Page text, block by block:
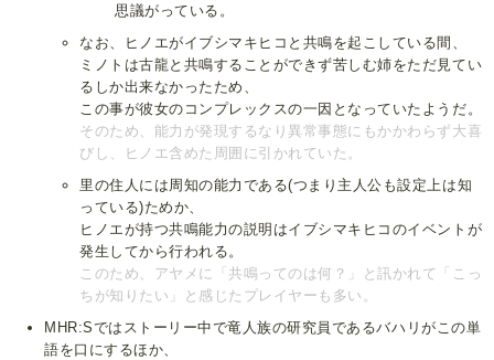
思議がっている。
なお、ヒノエがイブシマキヒコと共鳴を起こしている間、
ミノトは古龍と共鳴することができず苦しむ姉をただ見てい
るしか出来なかったため、
この事が彼女のコンプレックスの一因となっていたようだ。
そのため、能力が発現するなり異常事態にもかかわらず大喜
びし、ヒノエ含めた周囲に引かれていた。
里の住人には周知の能力である(つまり主人公も設定上は知
っている)ためか、
ヒノエが持つ共鳴能力の説明はイブシマキヒコのイベントが
発生してから行われる。
このため、アヤメに「共鳴ってのは何？」と訊かれて「こっ
ちが知りたい」と感じたプレイヤーも多い。
MHR:Sではストーリー中で竜人族の研究員であるバハリがこの単
語を口にするほか、